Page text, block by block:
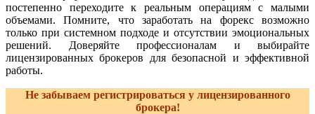
постепенно переходите к реальным операциям с малыми
объемами. Помните, что заработать на форекс возможно
только при системном подходе и отсутствии эмоциональных
решений. Доверяйте профессионалам и выбирайте
лицензированных брокеров для безопасной и эффективной
работы.
Не забываем регистрироваться у лицензированного
брокера!